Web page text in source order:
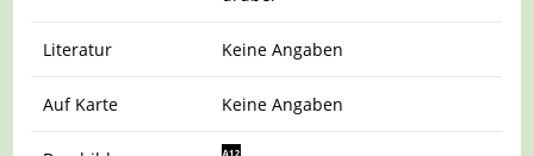
Literatur Keine Angaben
Auf Karte Keine Angaben